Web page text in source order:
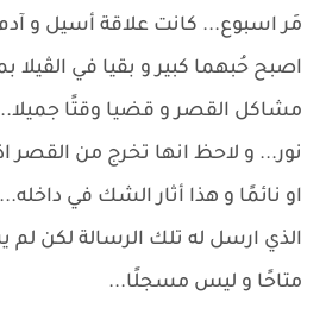
مَر اسبوع... كانت علاقة أسيل و
اصبح حُبهما كبير و بقيا في الڤيلا
مشاكل القصر و قضيا وقتًا
نور... و لاحظ انها تخرج من القصر
او نائمًا و هذا أثار الشك في
الذي ارسل له تلك الرسالة لكن
متاحًا و ليس مسجلًا...